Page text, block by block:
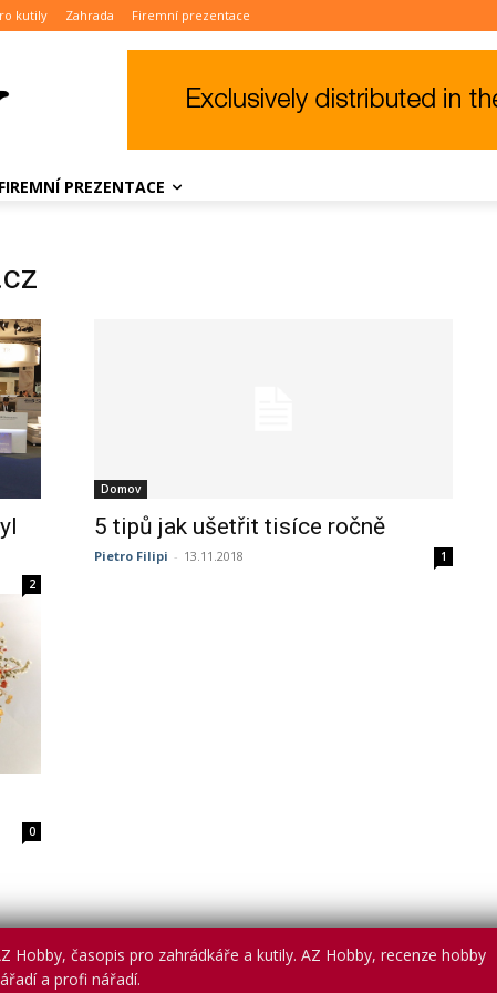
kutily Zahrada Firemní prezentace
FIREMNÍ PREZENTACE
2
Domov
5 tipů jak ušetřit tisíce ročně
Pietro Filipi - 13.11.2018 1
0
Hobby, časopis pro zahrádkáře a kutily. AZ Hobby, recenze hobby
a profi nářadí.